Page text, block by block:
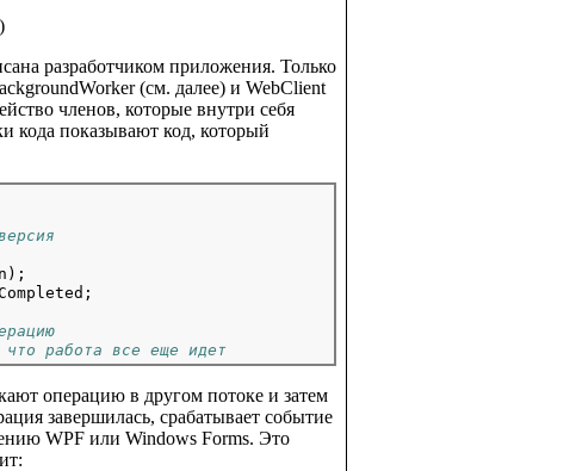
разработчиком приложения. Только
(см. далее) и WebClient
членов, которые внутри себя
кода показывают код, который
работа все еще идет
операцию в другом потоке и затем
завершилась, срабатывает событие
WPF или Windows Forms. Это